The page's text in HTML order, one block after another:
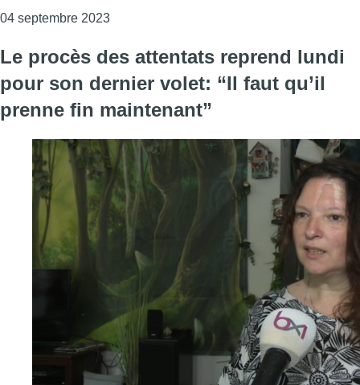
04 septembre 2023Consulter l'article "Salah Abdeslam: “C’est
Le procès des attentats reprend lundi
pour son dernier volet: “Il faut qu’il
prenne fin maintenant”